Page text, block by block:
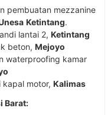
pembuatan mezzanine
Ketintang.
lantai 2, Ketintang
beton, Mejoyo
waterproofing kamar
motor, Kalimas
Barat: